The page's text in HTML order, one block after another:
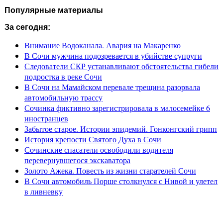
Популярные материалы
За сегодня:
Внимание Водоканала. Авария на Макаренко
В Сочи мужчина подозревается в убийстве супруги
Следователи СКР устанавливают обстоятельства гибели
подростка в реке Сочи
В Сочи на Мамайском перевале трещина разорвала
автомобильную трассу
Сочинка фиктивно зарегистрировала в малосемейке 6
иностранцев
Забытое старое. Истории эпидемий. Гонконгский грипп
История крепости Святого Духа в Сочи
Сочинские спасатели освободили водителя
перевернувшегося экскаватора
Золото Ажека. Повесть из жизни старателей Сочи
В Сочи автомобиль Порше столкнулся с Нивой и улетел
в ливневку